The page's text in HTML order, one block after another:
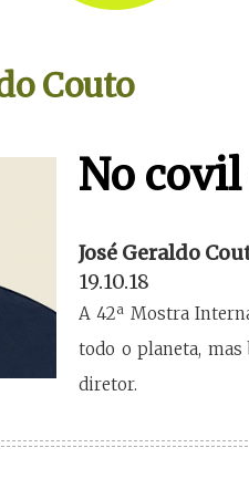
Couto
No
José Geraldo
19.10.18
A 42ª Mostra
todo o planeta,
diretor.